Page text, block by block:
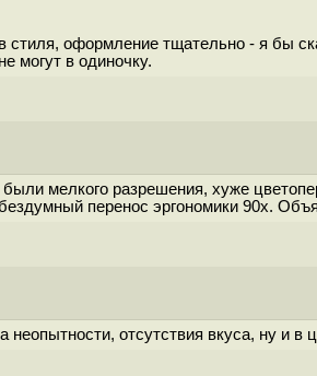
оформление тщательно - я бы
могут в одиночку.
мелкого разрешения, хуже
перенос эргономики 90х.
отсутствия вкуса, ну и